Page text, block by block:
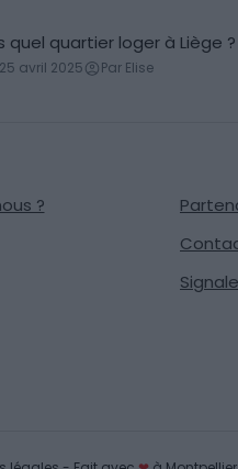
logement
quel quartier loger à Liège ?
avril 2025 Par Elise
?